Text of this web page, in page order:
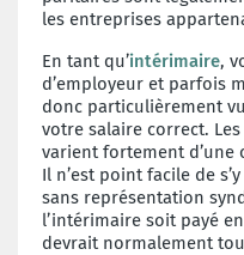
les entreprises
En tant qu’intérimaire,
d’employeur et parfois
donc particulièrement
votre salaire correct.
varient fortement d’une
Il n’est point facile de
sans représentation
l’intérimaire soit payé
devrait normalement